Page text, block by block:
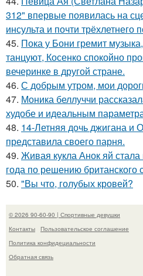
312" впервые появилась на
инсульта и почти трёхлетнего
45. Пока у Бони гремит музыка,
танцуют, Косенко спокойно
вечеринке в другой стране.
46. С добрым утром, мои
47. Моника беллуччи
худобе и идеальным
48. 14-Летняя дочь джигана и
представила своего парня.
49. Живая кукла Анок яй
года по решению британского
50. "Вы что, голубых кровей?
© 2026 90-60-90 | Спортивные девушки
Контакты
Пользовательское соглашение
Политика конфидециальности
Обратная связь